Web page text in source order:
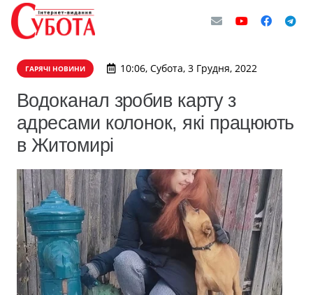
ГАРЯЧІ НОВИНИ 10:06, Субота, 3 Грудня, 2022
Водоканал зробив карту з
адресами колонок, які працюють
в Житомирі